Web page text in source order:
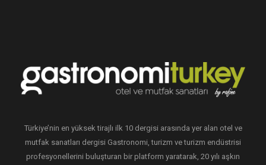
Türkiye’nin en yüksek tirajlı ilk 10 dergisi arasında yer alan otel ve
mutfak sanatları dergisi Gastronomi, turizm ve turizm endüstrisi
profesyonellerini buluşturan bir platform yaratarak, 20 yılı aşkın